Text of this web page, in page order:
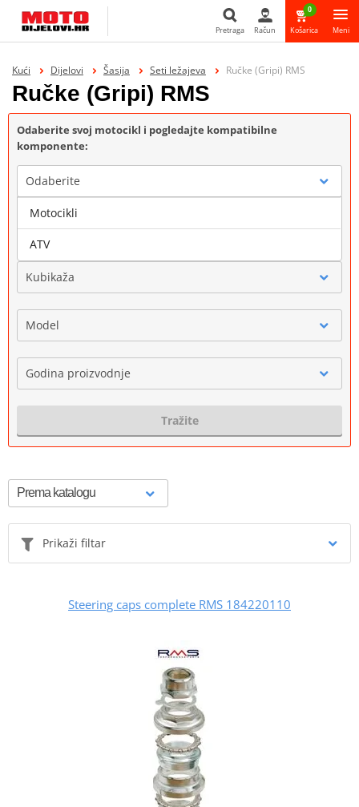
Pretraga
Pretraga Račun
0
Košarica Meni
Kući Dijelovi Šasija Seti ležajeva Ručke (Gripi) RMS
Ručke (Gripi) RMS
Odaberite svoj motocikl i pogledajte kompatibilne
komponente:
Odaberite
Marka
Kubikaža
Model
Godina proizvodnje
Tražite
Prikaži filtar
Steering caps complete RMS 184220110
Motocikli
ATV